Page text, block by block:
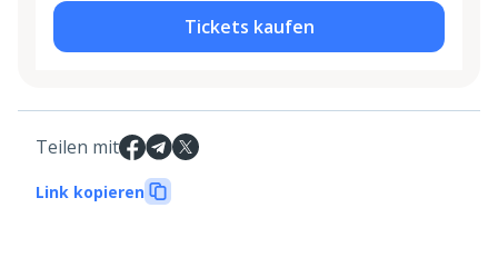
Tickets kaufen
Teilen mit
Link kopieren